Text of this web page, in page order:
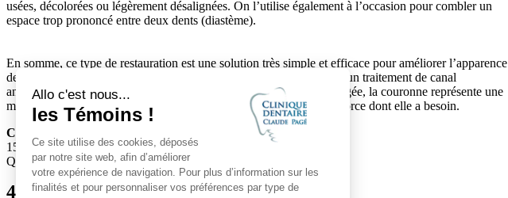
usées, décolorées ou légèrement désalignées. On l’utilise également à l’occasion pour combler un
espace trop prononcé entre deux dents (diastème).
En somme, ce type de restauration est une solution très simple et efficace pour améliorer l’apparence
des dents légèrement abîmées. Dans la perspective où la dent a subi un traitement de canal
antérieurement ou si la structure dentaire est sérieusement endommagée, la couronne représente une
meilleure option puisque qu’elle permettra de redonner à la dent la force dont elle a besoin.
Clinique dentaire Claude Pagé
1593, Jacques-Bédard
Québec (Québec) G3G 1R2
418 849-7144